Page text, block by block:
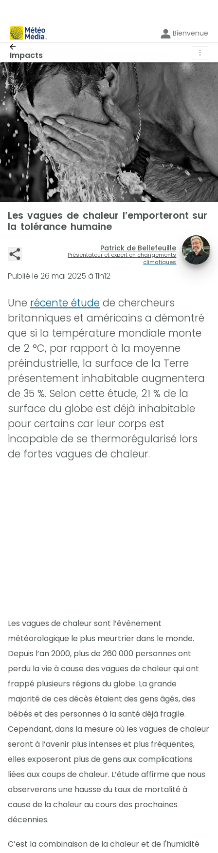
Bienvenue
Impacts ⋮
Les vagues de chaleur l’emporteront sur
la tolérance humaine
Patrick de Bellefeuille
Présentateur et expert en changements
climatiques
Publié le 26 mai 2025 à 11h12
Une récente étude de chercheurs
britanniques et américains a démontré
que si la température mondiale monte
de 2 °C, par rapport à la moyenne
préindustrielle, la surface de la Terre
présentement inhabitable augmentera
de 35 %. Selon cette étude, 21 % de la
surface du globe est déjà inhabitable
pour certains car leur corps est
incapable de se thermorégularisé lors
de fortes vagues de chaleur.
Les vagues de chaleur sont l’événement
météorologique le plus meurtrier dans le monde.
Depuis l’an 2000, plus de 260 000 personnes ont
perdu la vie à cause des vagues de chaleur qui ont
frappé plusieurs régions du globe. La grande
majorité de ces décès étaient des gens âgés, des
bébés et des personnes à la santé déjà fragile.
Cependant, dans la mesure où les vagues de chaleur
seront à l’avenir plus intenses et plus fréquentes,
elles exposeront plus de gens aux complications
liées aux coups de chaleur. L’étude affirme que nous
observerons une hausse du taux de mortalité à
cause de la chaleur au cours des prochaines
décennies.
C’est la combinaison de la chaleur et de l'humidité